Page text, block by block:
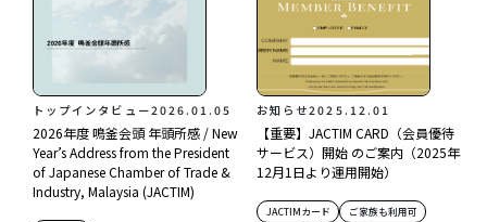
トップインタビュー2026.01.05
2026年度 鳴釜会頭 年頭所感 / New
Year’s Address from the President
of Japanese Chamber of Trade &
Industry, Malaysia (JACTIM)
お知らせ2025.12.01
【重要】JACTIM CARD（会員優待
サービス）開始 のご案内（2025年
12月1日より運用開始）
JACTIMカード
ご家族も利用可